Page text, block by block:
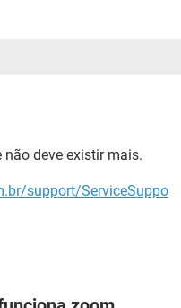
deve existir mais.
support/ServiceSuppo